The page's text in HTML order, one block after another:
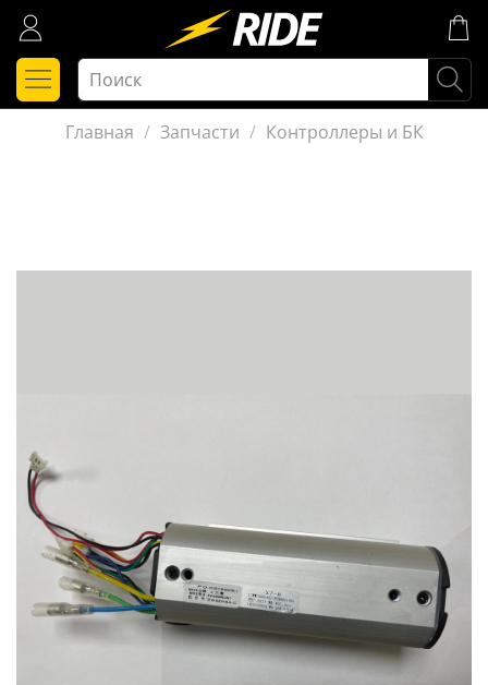
Главная Запчасти Контроллеры и БК